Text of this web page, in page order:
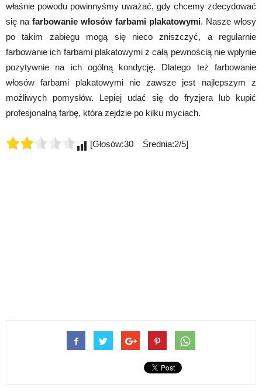
właśnie powodu powinnyśmy uważać, gdy chcemy zdecydować
się na farbowanie włosów farbami plakatowymi. Nasze włosy
po takim zabiegu mogą się nieco zniszczyć, a regularnie
farbowanie ich farbami plakatowymi z całą pewnością nie wpłynie
pozytywnie na ich ogólną kondycję. Dlatego też farbowanie
włosów farbami plakatowymi nie zawsze jest najlepszym z
możliwych pomysłów. Lepiej udać się do fryzjera lub kupić
profesjonalną farbę, która zejdzie po kilku myciach.
[Głosów:30 Średnia:2/5]